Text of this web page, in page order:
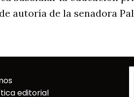
autoría de la senadora
editorial